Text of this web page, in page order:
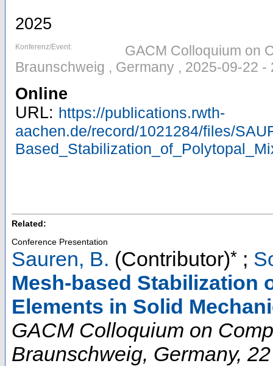
2025
Konferenz/Event:
GACM Colloquium on
Braunschweig , Germany , 2025-09-22 -
Online
URL: https://publications.rwth-
aachen.de/record/1021284/files/
Related:
Conference Presentation
Sauren, B. (Contributor)* ;
Mesh-based Stabilization
Elements in Solid
GACM Colloquium on
Braunschweig, Germany,